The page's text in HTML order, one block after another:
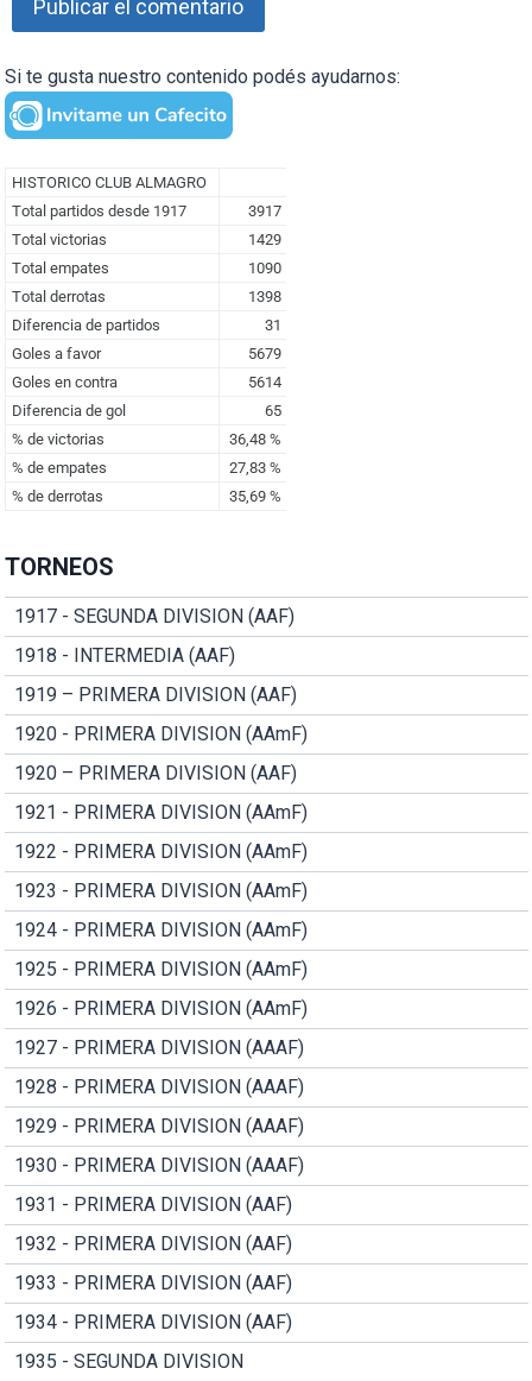
Si te gusta nuestro contenido podés ayudarnos:
TORNEOS
1917 - SEGUNDA DIVISION (AAF)
1918 - INTERMEDIA (AAF)
1919 – PRIMERA DIVISION (AAF)
1920 - PRIMERA DIVISION (AAmF)
1920 – PRIMERA DIVISION (AAF)
1921 - PRIMERA DIVISION (AAmF)
1922 - PRIMERA DIVISION (AAmF)
1923 - PRIMERA DIVISION (AAmF)
1924 - PRIMERA DIVISION (AAmF)
1925 - PRIMERA DIVISION (AAmF)
1926 - PRIMERA DIVISION (AAmF)
1927 - PRIMERA DIVISION (AAAF)
1928 - PRIMERA DIVISION (AAAF)
1929 - PRIMERA DIVISION (AAAF)
1930 - PRIMERA DIVISION (AAAF)
1931 - PRIMERA DIVISION (AAF)
1932 - PRIMERA DIVISION (AAF)
1933 - PRIMERA DIVISION (AAF)
1934 - PRIMERA DIVISION (AAF)
1935 - SEGUNDA DIVISION